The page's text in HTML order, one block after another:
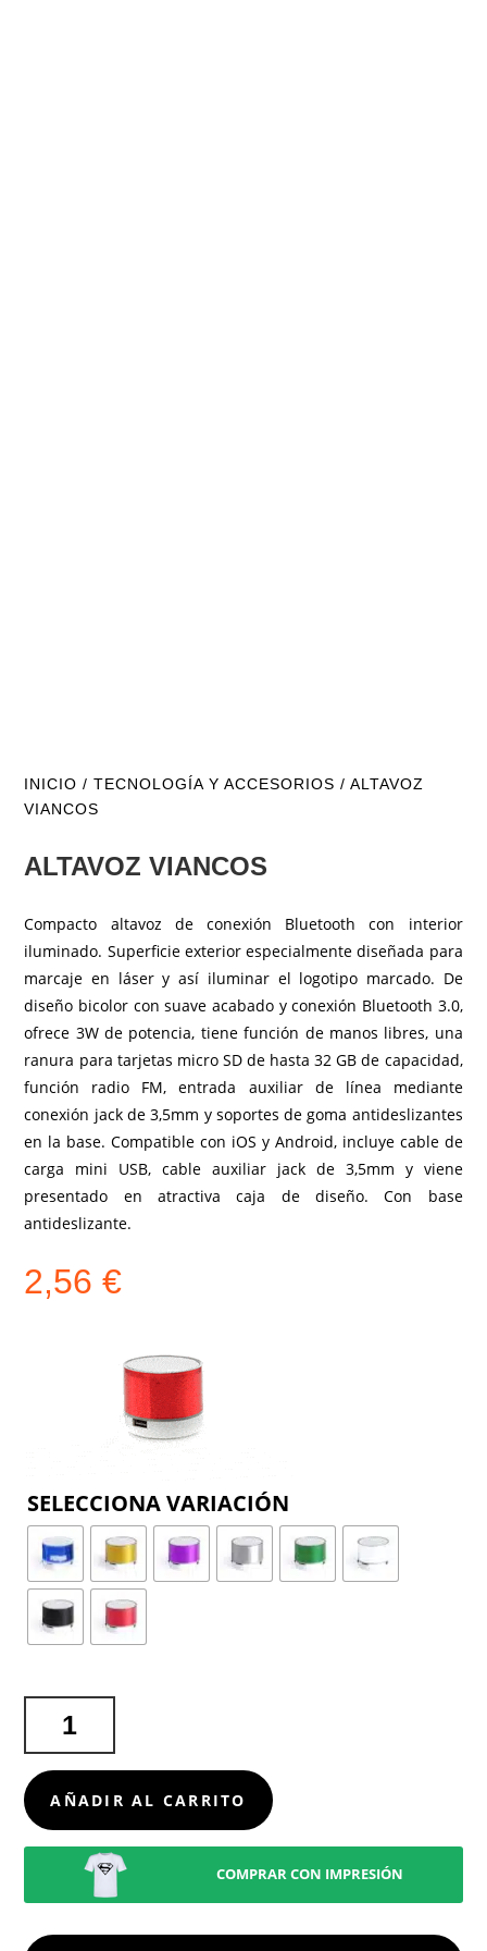
INICIO /TECNOLOGÍA Y ACCESORIOS / ALTAVOZ
VIANCOS
ALTAVOZ VIANCOS
Compacto altavoz de conexión Bluetooth con interior
iluminado. Superficie exterior especialmente diseñada para
marcaje en láser y así iluminar el logotipo marcado. De
diseño bicolor con suave acabado y conexión Bluetooth 3.0,
ofrece 3W de potencia, tiene función de manos libres, una
ranura para tarjetas micro SD de hasta 32 GB de capacidad,
función radio FM, entrada auxiliar de línea mediante
conexión jack de 3,5mm y soportes de goma antideslizantes
en la base. Compatible con iOS y Android, incluye cable de
carga mini USB, cable auxiliar jack de 3,5mm y viene
presentado en atractiva caja de diseño. Con base
antideslizante.
2,56€
VIANCOS
CANTIDAD
AÑADIR AL CARRITO
COMPRAR CON IMPRESIÓN